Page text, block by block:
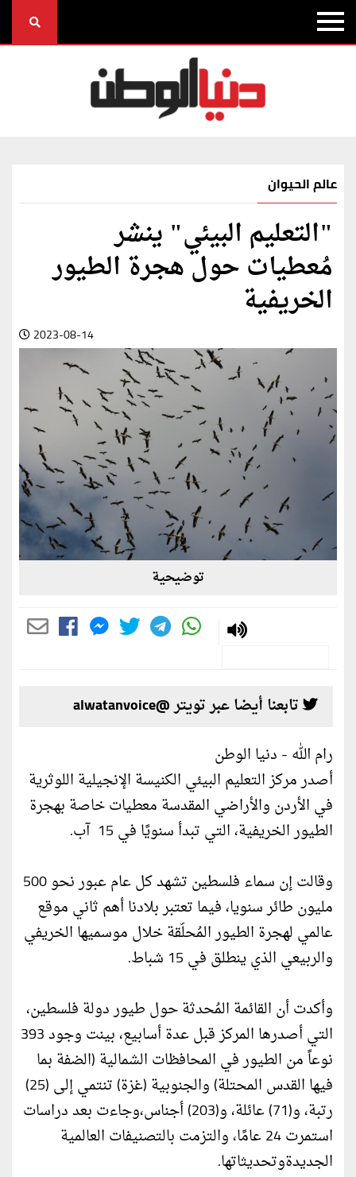
عالم الحيوان
"التعليم البيئي" ينشر
مُعطيات حول هجرة الطيور
الخريفية
2023-08-14
توضيحية
تابعنا أيضا عبر تويتر @alwatanvoice
رام الله - دنيا الوطن
أصدر مركز التعليم البيئي الكنيسة الإنجيلية اللوثرية
في الأردن والأراضي المقدسة معطيات خاصة بهجرة
الطيور الخريفية، التي تبدأ سنويًا في 15 آب.
وقالت إن سماء فلسطين تشهد كل عام عبور نحو 500
مليون طائر سنويا، فيما تعتبر بلادنا أهم ثاني موقع
عالمي لهجرة الطيور المُحلّقة خلال موسميها الخريفي
والربيعي الذي ينطلق في 15 شباط.
وأكدت أن القائمة المُحدثة حول طيور دولة فلسطين،
التي أصدرها المركز قبل عدة أسابيع، بينت وجود 393
نوعاً من الطيور في المحافظات الشمالية (الضفة بما
فيها القدس المحتلة) والجنوبية (غزة) تنتمي إلى (25)
رتبة، و(71) عائلة، و(203) أجناس،وجاءت بعد دراسات
استمرت 24 عامًا، والتزمت بالتصنيفات العالمية
الجديدةوتحديثاتها.